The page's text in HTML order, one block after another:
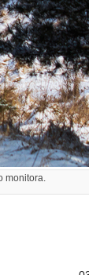
monitora.